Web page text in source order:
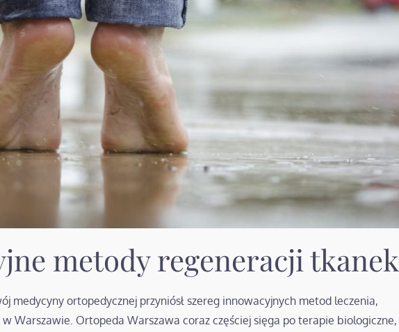
metody regeneracji tkanek
medycyny ortopedycznej przyniósł szereg innowacyjnych metod leczenia,
Warszawie. Ortopeda Warszawa coraz częściej sięga po terapie biologiczne,